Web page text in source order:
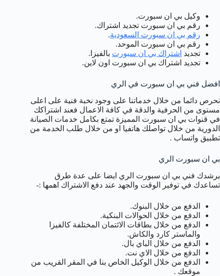
وكيل بي ان سبورت.
رقم بي ان سبورت تجديد اشتراك.
رقم بي ان سبورت السعودية.
رقم بي ان سبورت الموحد.
تجديد اشتراك بي ان سبورت بالفيزا.
تجديد اشتراك بي ان سبورت اون لاين.
افضل فني بي ان سبورت في الري
نحرص دائما من خلال خدماتنا على وجود نخبة فنية على اعلى
مستوى من الحرفية والدقة في كافة الاعمال فعند اشتراكك
في قنوات بي ان سبورت المميزة تمتع بكامل خدمات الصيانة
الدورية من خلال تواصلك هاتفيا او من خلال طلب الخدمة من
تطبيق واتساب .
بي ان سبورت الري
يرشدك فني بي ان سبورت الري ايضا على عدة طرق
تساعدك في توفير الوقت والجهد عند دفع الاشتراك اهمها :-
الدفع من خلال البنوك.
الدفع من خلال الحوالات البنكية.
الدفع من خلال بطاقات الائتمان المختلفة كالفيزا
والماستر كارد والكاش.
الدفع من خلال الباي بال.
الدفع من خلال الاي نت.
الدفع من خلال الوكيل الخاص بنا في المقر القريب من
موقعك .